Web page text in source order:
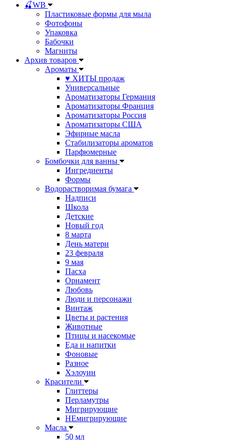
🍒WB
Пластиковые формы для мыла
Фотофоны
Упаковка
Бабочки
Магниты
Архив товаров
Ароматы
♥ ХИТЫ продаж
Универсальные
Ароматизаторы Германия
Ароматизаторы Франция
Ароматизаторы Россия
Ароматизаторы США
Эфирные масла
Стабилизаторы ароматов
Парфюмерные
Бомбочки для ванны
Ингредиенты
Формы
Водорастворимая бумага
Надписи
Школа
Детские
Новый год
8 марта
День матери
23 февраля
9 мая
Пасха
Орнамент
Любовь
Люди и персонажи
Винтаж
Цветы и растения
Животные
Птицы и насекомые
Еда и напитки
Фоновые
Разное
Хэлоуин
Красители
Глиттеры
Перламутры
Мигрирующие
НЕмигрирующие
Масла
50 мл